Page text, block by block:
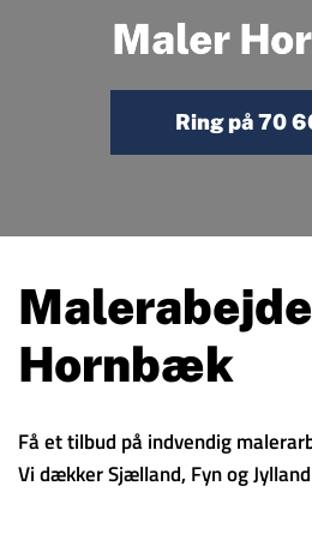
Maler
Ring på 70
Hornbæk
Få et tilbud på indvendig
Vi dækker Sjælland, Fyn og